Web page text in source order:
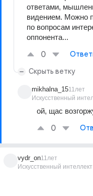
ответами,
видением. Можно
по вопросам
оппонента...
0
Скрыть ветку
mikhalna_15
Искусственный
11лет
ой, щас
0
vydr_on
Искусственный интеллект
11лет